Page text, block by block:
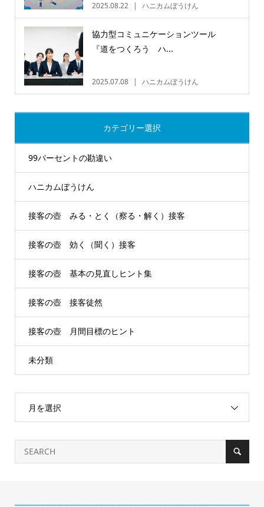
2025.08.22 ハニカムぼうけん
協力型コミュニケーションツール
『道をつくろう ハ...
2025.07.08 ハニカムぼうけん
カテゴリー選択
99パーセントの勘違い
ハニカムぼうけん
接客の壺 みる・とく（察る・解く）接客
接客の壺 効く（聞く）接客
接客の壺 基本の見直しヒント集
接客の壺 接客徒然
接客の壺 月間目標のヒント
未分類
月を選択